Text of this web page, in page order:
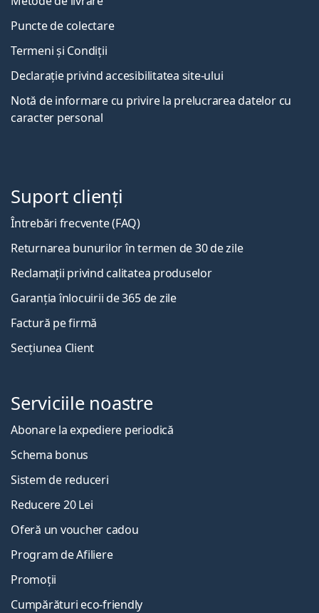
Puncte de colectare
Termeni și Condiții
Declarație privind accesibilitatea site-ului
Notă de informare cu privire la prelucrarea datelor cu
caracter personal
Suport clienți
Întrebări frecvente (FAQ)
Returnarea bunurilor în termen de 30 de zile
Reclamații privind calitatea produselor
Garanția înlocuirii de 365 de zile
Factură pe firmă
Secțiunea Client
Serviciile noastre
Abonare la expediere periodică
Schema bonus
Sistem de reduceri
Reducere 20 Lei
Oferă un voucher cadou
Program de Afiliere
Promoții
Cumpărături eco-friendly